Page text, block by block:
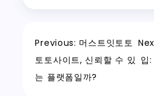
Post
Previous: 머스트잇토토
토토사이트, 신뢰할 수 있
는 플랫폼일까?
입